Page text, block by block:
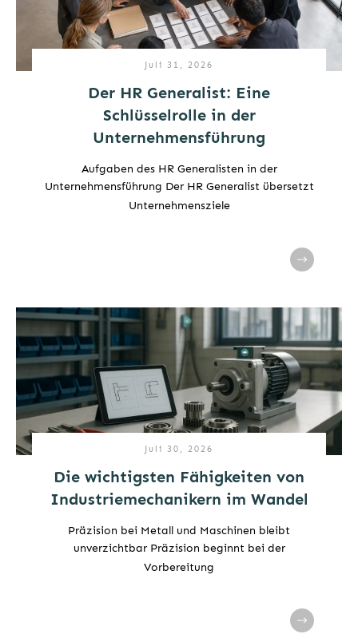
Juli 31, 2026
Der HR Generalist: Eine
Schlüsselrolle in der
Unternehmensführung
Aufgaben des HR Generalisten in der
Unternehmensführung Der HR Generalist übersetzt
Unternehmensziele
Juli 30, 2026
Die wichtigsten Fähigkeiten von
Industriemechanikern im Wandel
Präzision bei Metall und Maschinen bleibt
unverzichtbar Präzision beginnt bei der
Vorbereitung